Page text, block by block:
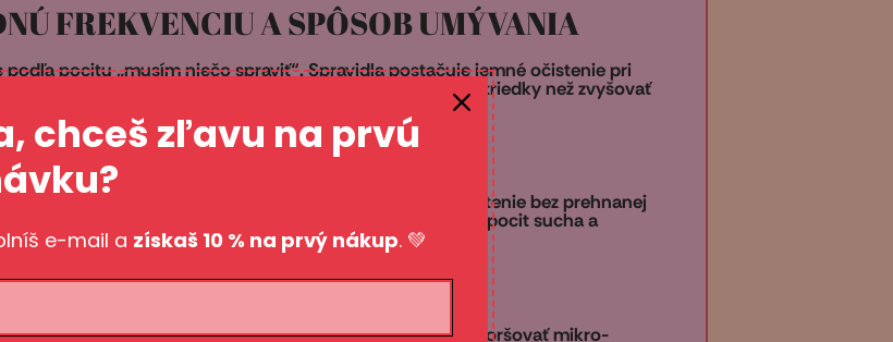
FREKVENCIU A SPÔSOB UMÝVANIA
pocitu „musím niečo spraviť“. Spravidla postačuje jemné očistenie pri
je efektívnejšie udržať pravidelnosť a používať šetrné prostriedky než zvyšovať
ŠETRNÉ PROSTRIEDKY
Všímajte si zloženie a zamerajte sa na jemné čistenie bez prehnanej
dajte telu čas na adaptáciu a sledujte, či sa znižuje pocit sucha a
A BEZ DRÁŽDENIA
alebo nechajte oblasť krátko preschnúť. Trenie môže zhoršovať mikro-
chceš zľavu na prvú
e-mail a získaš 10 % na prvý nákup. 💚